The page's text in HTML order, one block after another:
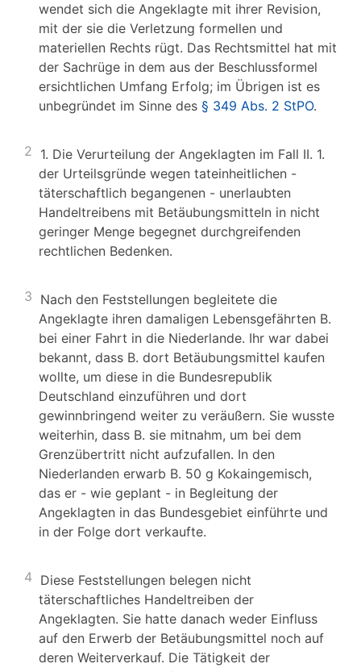
wendet sich die Angeklagte mit ihrer Revision,
mit der sie die Verletzung formellen und
materiellen Rechts rügt. Das Rechtsmittel hat mit
der Sachrüge in dem aus der Beschlussformel
ersichtlichen Umfang Erfolg; im Übrigen ist es
unbegründet im Sinne des § 349 Abs. 2 StPO.
2 1. Die Verurteilung der Angeklagten im Fall II. 1.
der Urteilsgründe wegen tateinheitlichen -
täterschaftlich begangenen - unerlaubten
Handeltreibens mit Betäubungsmitteln in nicht
geringer Menge begegnet durchgreifenden
rechtlichen Bedenken.
3 Nach den Feststellungen begleitete die
Angeklagte ihren damaligen Lebensgefährten B.
bei einer Fahrt in die Niederlande. Ihr war dabei
bekannt, dass B. dort Betäubungsmittel kaufen
wollte, um diese in die Bundesrepublik
Deutschland einzuführen und dort
gewinnbringend weiter zu veräußern. Sie wusste
weiterhin, dass B. sie mitnahm, um bei dem
Grenzübertritt nicht aufzufallen. In den
Niederlanden erwarb B. 50 g Kokaingemisch,
das er - wie geplant - in Begleitung der
Angeklagten in das Bundesgebiet einführte und
in der Folge dort verkaufte.
4 Diese Feststellungen belegen nicht
täterschaftliches Handeltreiben der
Angeklagten. Sie hatte danach weder Einfluss
auf den Erwerb der Betäubungsmittel noch auf
deren Weiterverkauf. Die Tätigkeit der